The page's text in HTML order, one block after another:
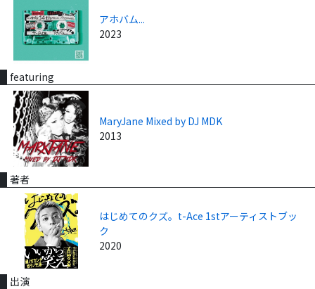
アホバム...
2023
featuring
MaryJane Mixed by DJ MDK
2013
著者
はじめてのクズ。t-Ace 1stアーティストブッ
ク
2020
出演